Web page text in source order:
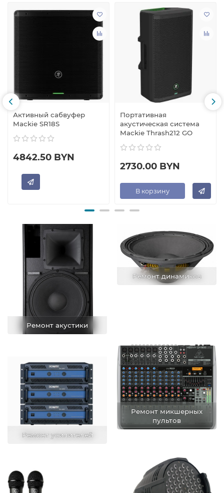
Активный сабвуфер
Mackie SR18S
4842.50 BYN
Портативная
акустическая система
Mackie Thrash212 GO
2730.00 BYN
В корзину
Ремонт акустики
Ремонт динамиков
Ремонт усилителей
Ремонт микшерных
пультов